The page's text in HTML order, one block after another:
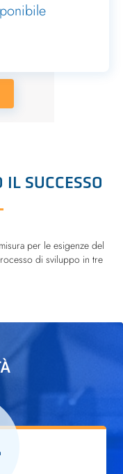
SUCCESSO
per le esigenze del
di sviluppo in tre